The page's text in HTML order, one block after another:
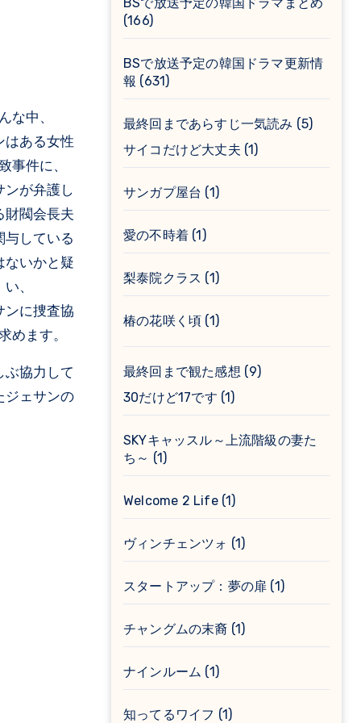
な中、
はある女性
事件に、
ンが弁護し
財閥会長夫
与している
ないかと疑
い、
ンに捜査協
めます。
ぶ協力して
ジェサンの
(166)
BSで放送予定の韓国ドラマ更新情
報 (631)
最終回まであらすじ一気読み (5)
サイコだけど大丈夫 (1)
サンガプ屋台 (1)
愛の不時着 (1)
梨泰院クラス (1)
椿の花咲く頃 (1)
最終回まで観た感想 (9)
30だけど17です (1)
SKYキャッスル～上流階級の妻た
ち～ (1)
Welcome 2 Life(1)
ヴィンチェンツォ (1)
スタートアップ：夢の扉 (1)
チャングムの末裔 (1)
ナインルーム (1)
知ってるワイフ (1)